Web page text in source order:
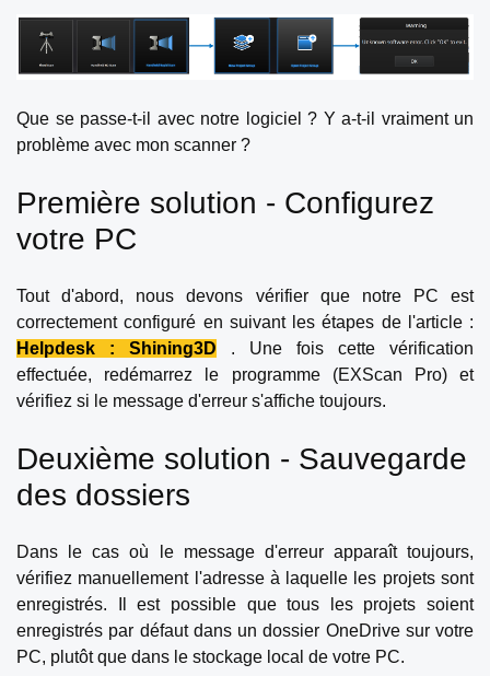
Que se passe-t-il avec notre logiciel ? Y a-t-il vraiment un
problème avec mon scanner ?
Première solution - Configurez
votre PC
Tout d'abord, nous devons vérifier que notre PC est
correctement configuré en suivant les étapes de l'article :
Helpdesk : Shining3D . Une fois cette vérification
effectuée, redémarrez le programme (EXScan Pro) et
vérifiez si le message d'erreur s'affiche toujours.
Deuxième solution - Sauvegarde
des dossiers
Dans le cas où le message d'erreur apparaît toujours,
vérifiez manuellement l'adresse à laquelle les projets sont
enregistrés. Il est possible que tous les projets soient
enregistrés par défaut dans un dossier OneDrive sur votre
PC, plutôt que dans le stockage local de votre PC.